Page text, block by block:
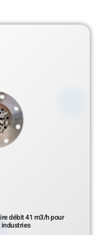
débit 41 m3/h pour